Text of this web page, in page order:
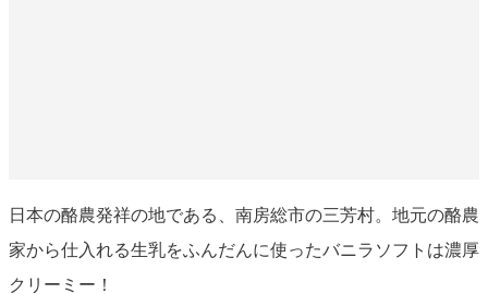
日本の酪農発祥の地である、南房総市の三芳村。地元の酪農
家から仕入れる生乳をふんだんに使ったバニラソフトは濃厚
クリーミー！